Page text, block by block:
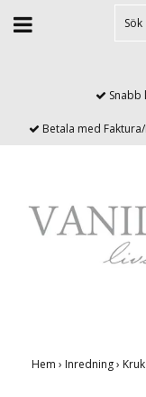
Snabb
Betala med
Hem › Inredning›